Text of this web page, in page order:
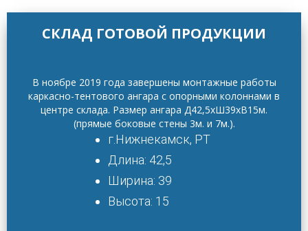
СКЛАД ГОТОВОЙ ПРОДУКЦИИ
В ноябре 2019 года завершены монтажные работы
каркасно-тентового ангара с опорными колоннами в
центре склада. Размер ангара Д42,5хШ39хВ15м.
(прямые боковые стены 3м. и 7м.).
г.Нижнекамск, РТ
Длина: 42,5
Ширина: 39
Высота: 15